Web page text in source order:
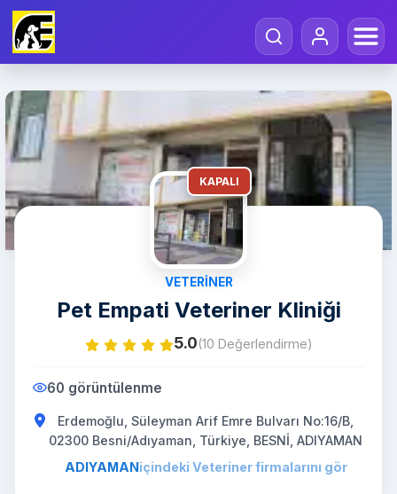
KAPALI
VETERINER
Pet Empati Veteriner Kliniği
5.0(10 Değerlendirme)
60 görüntülenme
Erdemoğlu, Süleyman Arif Emre Bulvarı No:16/B,
02300 Besni/Adıyaman, Türkiye, BESNİ, ADIYAMAN
ADIYAMANiçindeki Veteriner firmalarını gör